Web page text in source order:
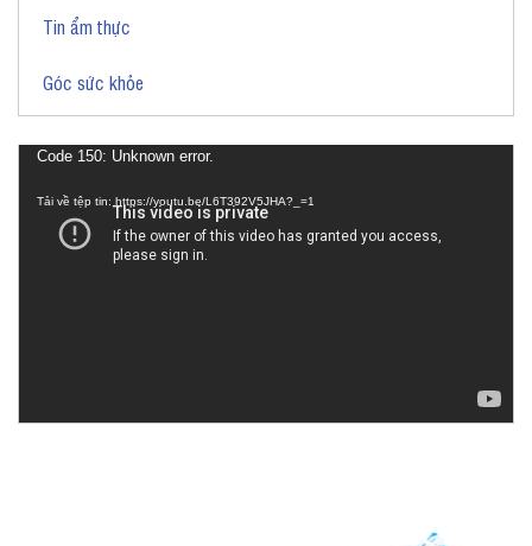
Tin ẩm thực
Góc sức khỏe
Trình
Code 150: Unknown error.
Tải về tệp tin: https://youtu.be/L6T392V5JHA?_=1